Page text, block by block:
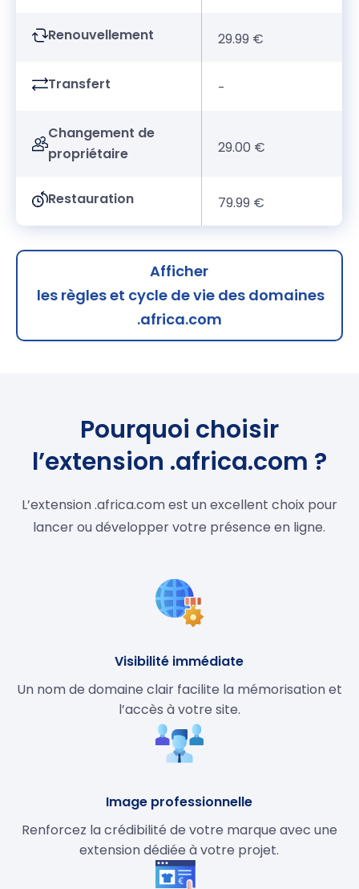
Renouvellement 29.99 €
Transfert -
Changement de
propriétaire
29.00 €
Restauration 79.99 €
Afficher
les règles et cycle de vie des domaines
.africa.com
Pourquoi choisir
l’extension .africa.com ?
L’extension .africa.com est un excellent choix pour
lancer ou développer votre présence en ligne.
Visibilité immédiate
Un nom de domaine clair facilite la mémorisation et
l’accès à votre site.
Image professionnelle
Renforcez la crédibilité de votre marque avec une
extension dédiée à votre projet.